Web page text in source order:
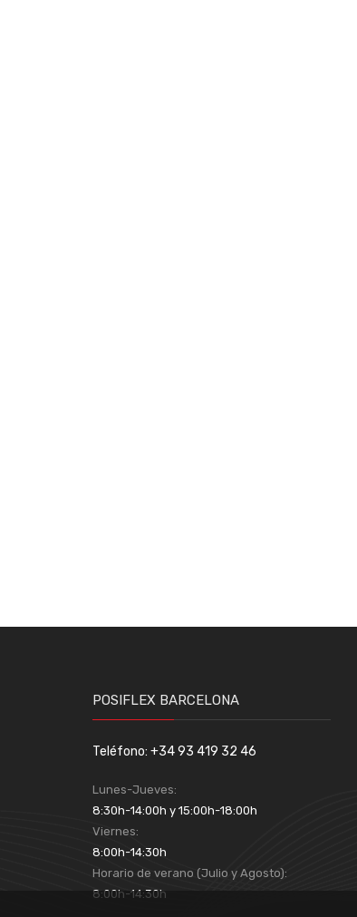
POSIFLEX BARCELONA
Teléfono: +34 93 419 32 46
Lunes-Jueves:
8:30h-14:00h y 15:00h-18:00h
Viernes:
8:00h-14:30h
Horario de verano (Julio y Agosto):
8:00h-14:30h